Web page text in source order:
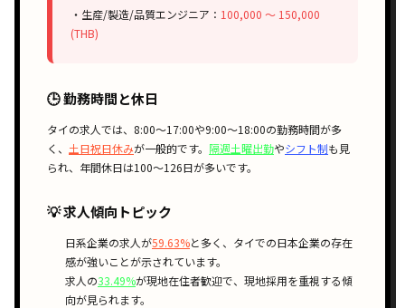
・生産/製造/品質エンジニア： 100,000 〜 150,000
(THB)
🕒 勤務時間と休日
タイの求人では、 8:00〜17:00や9:00〜18:00の勤務時間が多
く、 土日祝日休みが一般的です。 隔週土曜出勤やシフト制も見
られ、年間休日は100〜126日が多いです。
💡 求人傾向トピック
日系企業の求人が59.63%と多く、タイでの日本企業の存在
感が強いことが示されています。
求人の33.49%が現地在住者歓迎で、 現地採用を重視する傾
向が見られます。